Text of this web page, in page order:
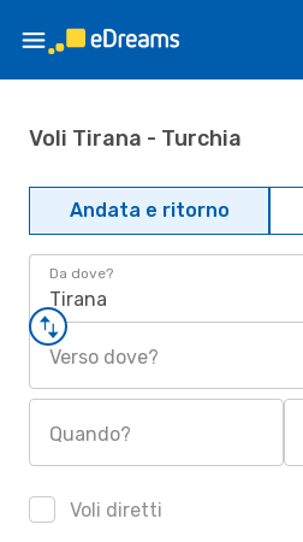
Voli Tirana - Turchia
Andata e ritorno
Da dove?
Tirana
Verso dove?
Quando?
Voli diretti